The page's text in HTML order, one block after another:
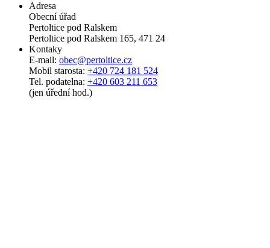
Adresa
Obecní úřad
Pertoltice pod Ralskem
Pertoltice pod Ralskem 165, 471 24
Kontaky
E-mail: obec@pertoltice.cz
Mobil starosta: +420 724 181 524
Tel. podatelna: +420 603 211 653
(jen úřední hod.)